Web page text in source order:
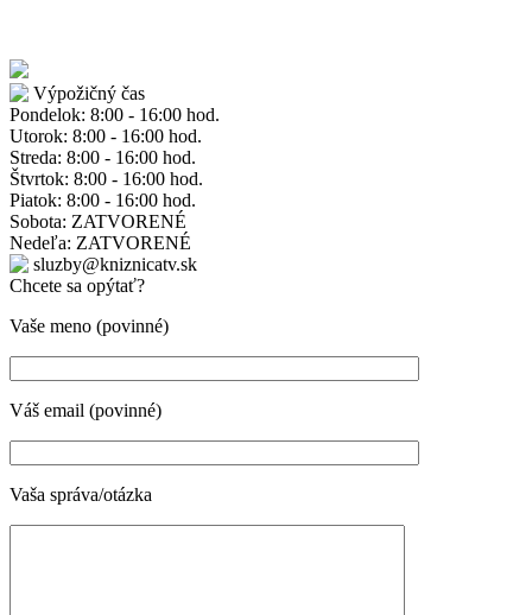
Výpožičný čas
Pondelok: 8:00 - 16:00 hod.
Utorok: 8:00 - 16:00 hod.
Streda: 8:00 - 16:00 hod.
Štvrtok: 8:00 - 16:00 hod.
Piatok: 8:00 - 16:00 hod.
Sobota: ZATVORENÉ
Nedeľa: ZATVORENÉ
sluzby@kniznicatv.sk
Chcete sa opýtať?
Vaše meno (povinné)
Váš email (povinné)
Vaša správa/otázka